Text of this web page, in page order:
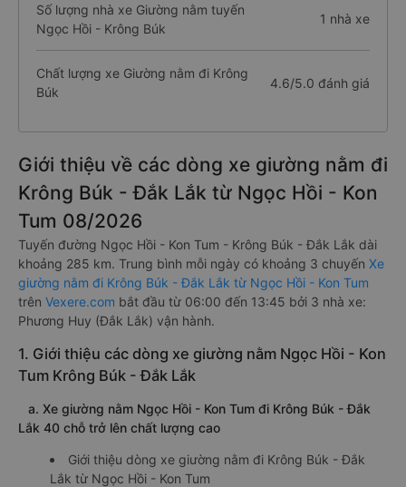
Số lượng nhà xe Giường nằm tuyến
Ngọc Hồi - Krông Búk
1 nhà xe
Chất lượng xe Giường nằm đi Krông
Búk
4.6/5.0 đánh giá
Giới thiệu về các dòng xe giường nằm đi
Krông Búk - Đắk Lắk từ Ngọc Hồi - Kon
Tum 08/2026
Tuyến đường Ngọc Hồi - Kon Tum - Krông Búk - Đắk Lắk dài
khoảng 285 km. Trung bình mỗi ngày có khoảng 3 chuyến Xe
giường nằm đi Krông Búk - Đắk Lắk từ Ngọc Hồi - Kon Tum
trên Vexere.com bắt đầu từ 06:00 đến 13:45 bởi 3 nhà xe:
Phương Huy (Đắk Lắk) vận hành.
1. Giới thiệu các dòng xe giường nằm Ngọc Hồi - Kon
Tum Krông Búk - Đắk Lắk
a. Xe giường nằm Ngọc Hồi - Kon Tum đi Krông Búk - Đắk
Lắk 40 chỗ trở lên chất lượng cao
Giới thiệu dòng xe giường nằm đi Krông Búk - Đắk
Lắk từ Ngọc Hồi - Kon Tum